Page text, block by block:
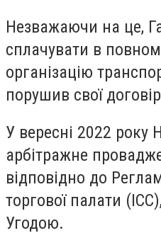
Незважаючи на це,
сплачувати в
організацію
порушив свої
У вересні 2022 року
арбітражне
відповідно до
торгової палати
Угодою.